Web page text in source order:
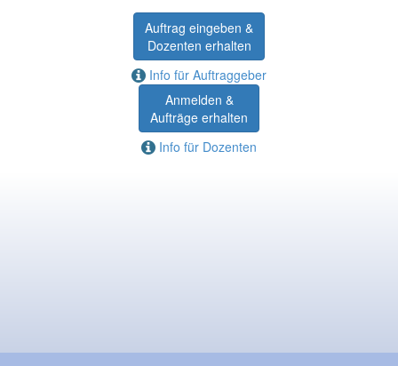
Auftrag eingeben &
Dozenten erhalten
Info für Auftraggeber
Anmelden &
Aufträge erhalten
Info für Dozenten